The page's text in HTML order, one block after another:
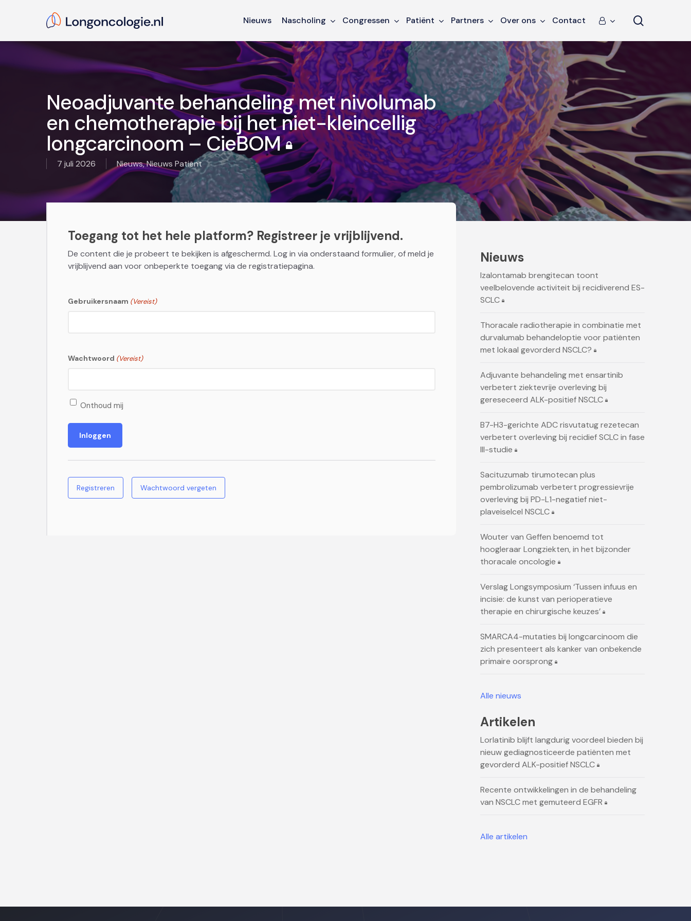
content
Hit enter to search or ESC to close
Nieuws Nascholing Congressen Patiënt Partners Over ons Contact
Neoadjuvante behandeling met nivolumab
en chemotherapie bij het niet-kleincellig
longcarcinoom – CieBOM
7 juli 2026 Nieuws,Nieuws Patiënt
Toegang tot het hele platform? Registreer je vrijblijvend.
De content die je probeert te bekijken is afgeschermd. Log in via onderstaand formulier, of meld je
vrijblijvend aan voor onbeperkte toegang via de registratiepagina.
Gebruikersnaam (Vereist)
Wachtwoord (Vereist)
Onthoud mij
Registreren Wachtwoord vergeten
Nieuws
Izalontamab brengitecan toont
veelbelovende activiteit bij recidiverend ES-
SCLC
Thoracale radiotherapie in combinatie met
durvalumab behandeloptie voor patiënten
met lokaal gevorderd NSCLC?
Adjuvante behandeling met ensartinib
verbetert ziektevrije overleving bij
gereseceerd ALK-positief NSCLC
B7-H3-gerichte ADC risvutatug rezetecan
verbetert overleving bij recidief SCLC in fase
III-studie
Sacituzumab tirumotecan plus
pembrolizumab verbetert progressievrije
overleving bij PD-L1-negatief niet-
plaveiselcel NSCLC
Wouter van Geffen benoemd tot
hoogleraar Longziekten, in het bijzonder
thoracale oncologie
Verslag Longsymposium ‘Tussen infuus en
incisie: de kunst van perioperatieve
therapie en chirurgische keuzes’
SMARCA4-mutaties bij longcarcinoom die
zich presenteert als kanker van onbekende
primaire oorsprong
Alle nieuws
Artikelen
Lorlatinib blijft langdurig voordeel bieden bij
nieuw gediagnosticeerde patiënten met
gevorderd ALK-positief NSCLC
Recente ontwikkelingen in de behandeling
van NSCLC met gemuteerd EGFR
Alle artikelen